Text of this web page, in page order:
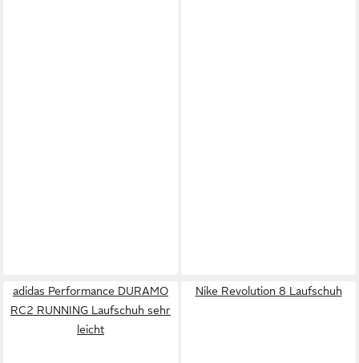
adidas Performance DURAMO
RC2 RUNNING Laufschuh sehr
leicht
Nike Revolution 8 Laufschuh